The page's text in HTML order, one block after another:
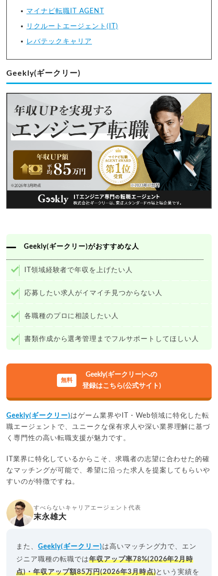
マイナビ転職IT AGENT
リクルートエージェント(IT)
レバテックキャリア
Geekly(ギークリー)
Geekly(ギークリー)がおすすめな人
IT領域経験者で年収を上げたい人
応募したい求人がイマイチ見つからない人
各職種のプロに相談したい人
書類作成から選考管理までフルサポートしてほしい人
Geekly(ギークリー)への
登録はこちら(公式サイト)
Geekly(ギークリー)はゲーム業界やIT・Web領域に特化した転
職エージェントで、ユニークな保有求人や深い業界理解に基づ
く専門性の高い転職支援が魅力です。
IT業界に特化しているからこそ、求職者の志望に合わせた的確
なマッチングが可能で、希望に沿った求人を提案してもらいや
すいのが特徴ですね。
すべらないキャリアエージェント代表
末永雄大
また、Geekly(ギークリー)は高いマッチング力で、エン
ジニア職種の転職では年収アップ率78%(2026年2月時
点)・年収アップ額85万円(2026年3月時点)という実績を